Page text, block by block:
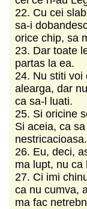
22. Cu cei
sa-i
orice chip, sa
23. Dar toate
partas la ea.
24. Nu stiti voi
alearga, dar
ca sa-l luati.
25. Si oricine
Si aceia, ca
nestricacioasa.
26. Eu, deci,
ma lupt, nu ca
27. Ci imi
ca nu cumva,
ma fac